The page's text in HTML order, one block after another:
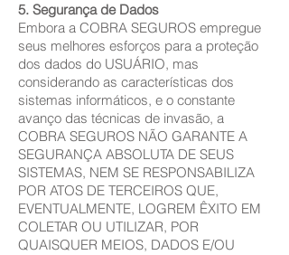
5. Segurança de Dados
Embora a COBRA SEGUROS empregue
seus melhores esforços para a proteção
dos dados do USUÁRIO, mas
considerando as características dos
sistemas informáticos, e o constante
avanço das técnicas de invasão, a
COBRA SEGUROS NÃO GARANTE A
SEGURANÇA ABSOLUTA DE SEUS
SISTEMAS, NEM SE RESPONSABILIZA
POR ATOS DE TERCEIROS QUE,
EVENTUALMENTE, LOGREM ÊXITO EM
COLETAR OU UTILIZAR, POR
QUAISQUER MEIOS, DADOS E/OU